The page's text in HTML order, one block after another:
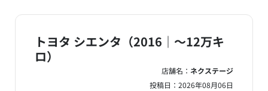
トヨタ シエンタ（2016｜～12万キ
ロ）
店舗名： ネクステージ
投稿日： 2026年08月06日